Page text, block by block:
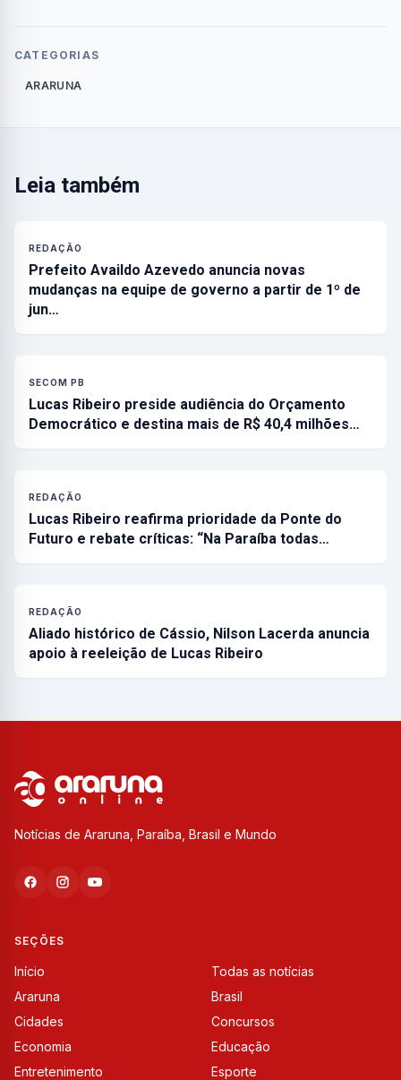
CATEGORIAS
ARARUNA
Leia também
REDAÇÃO
Prefeito Availdo Azevedo anuncia novas
mudanças na equipe de governo a partir de 1º de
jun…
SECOM PB
Lucas Ribeiro preside audiência do Orçamento
Democrático e destina mais de R$ 40,4 milhões…
REDAÇÃO
Lucas Ribeiro reafirma prioridade da Ponte do
Futuro e rebate críticas: “Na Paraíba todas…
REDAÇÃO
Aliado histórico de Cássio, Nilson Lacerda anuncia
apoio à reeleição de Lucas Ribeiro
Notícias de Araruna, Paraíba, Brasil e Mundo
SEÇÕES
Início
Todas as notícias
Araruna
Brasil
Cidades
Concursos
Economia
Educação
Entretenimento
Esporte